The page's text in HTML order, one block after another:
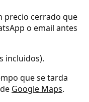
precio cerrado que
o email antes
incluidos).
que se tarda
Google Maps.